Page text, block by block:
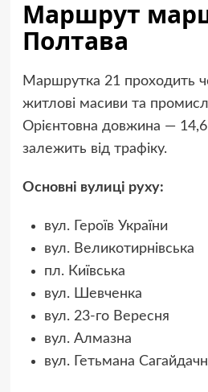
Маршрут
Полтава
Маршрутка 21 проходить
житлові масиви та
Орієнтовна довжина —
залежить від трафіку.
Основні вулиці руху:
вул. Героїв України
вул. Великотирнівська
пл. Київська
вул. Шевченка
вул. 23-го Вересня
вул. Алмазна
вул. Гетьмана